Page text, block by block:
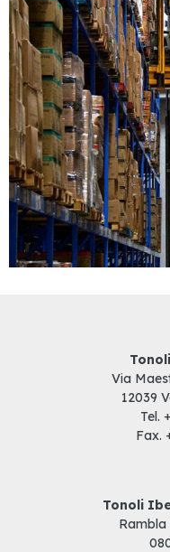
Via
12039
Tel.
Fax.
Tonoli
Rambla